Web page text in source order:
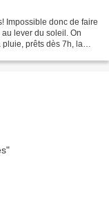
Impossible donc de faire
lever du soleil. On
prêts dès 7h, la